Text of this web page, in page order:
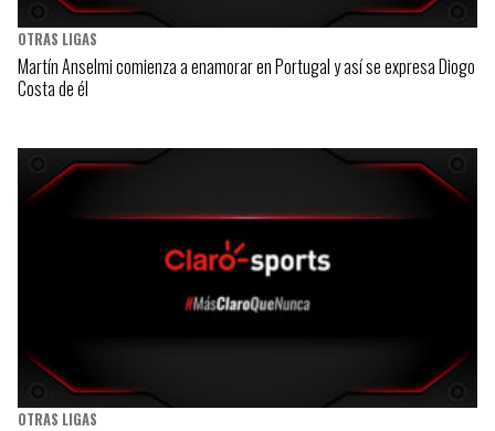
OTRAS LIGAS
Martín Anselmi comienza a enamorar en Portugal y así se expresa Diogo
Costa de él
OTRAS LIGAS